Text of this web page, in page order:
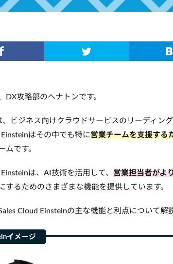
DX攻略部のヘナトンです。
、ビジネス向けクラウドサービスのリーディン
Einsteinはその中でも特に営業チームを支援する
ムです。
は、AI技術を活用して、 営業担当者がよ
するためのさまざまな機能を提供しています。
Cloud Einsteinの主な機能と利点について解